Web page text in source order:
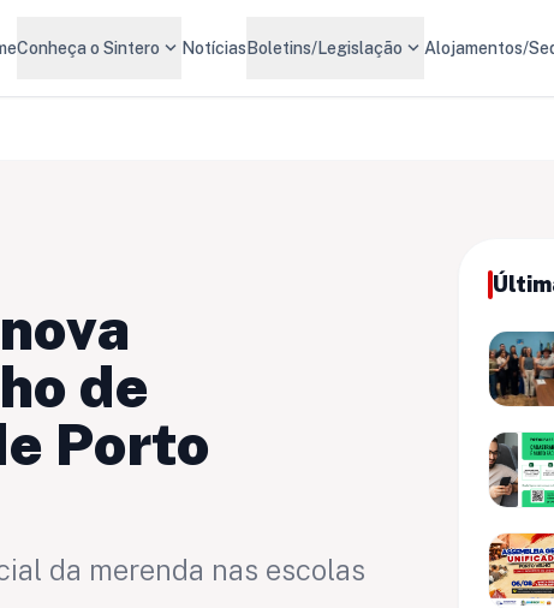
Conheça o Sintero expand_more Notícias Boletins/Legislação expand_more Alojamentos/
de
Porto
da merenda nas escolas